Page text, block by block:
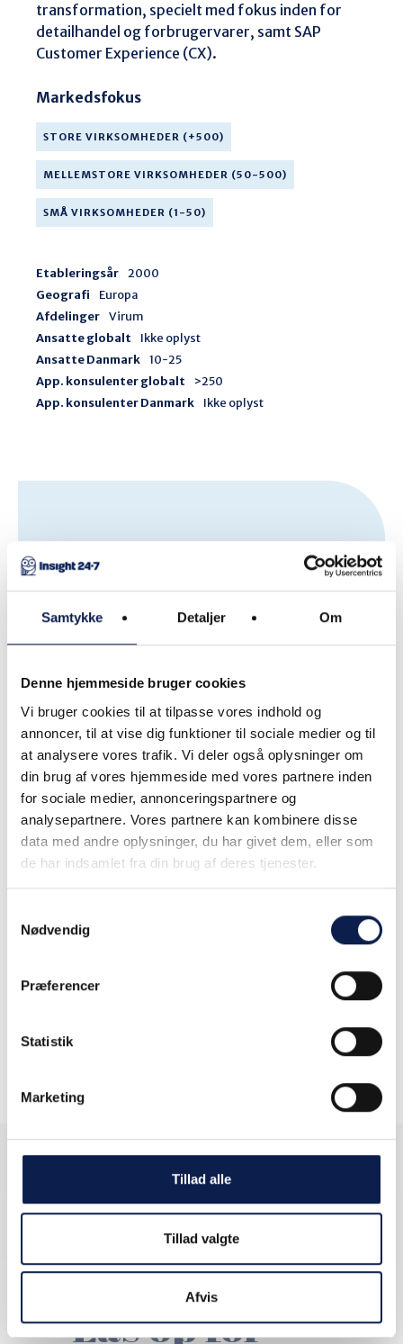
Samtykke Detaljer Om
Denne hjemmeside bruger cookies
Vi bruger cookies til at tilpasse vores indhold og
annoncer, til at vise dig funktioner til sociale medier og til
at analysere vores trafik. Vi deler også oplysninger om
din brug af vores hjemmeside med vores partnere inden
for sociale medier, annonceringspartnere og
analysepartnere. Vores partnere kan kombinere disse
data med andre oplysninger, du har givet dem, eller som
de har indsamlet fra din brug af deres tjenester.
Nødvendig
Præferencer
Statistik
Marketing
Tillad alle
Tillad valgte
Afvis
transformation, specielt med fokus inden for
detailhandel og forbrugervarer, samt SAP
Customer Experience (CX).
Markedsfokus
STORE VIRKSOMHEDER (+500)
MELLEMSTORE VIRKSOMHEDER (50-500)
SMÅ VIRKSOMHEDER (1-50)
Etableringsår
2000
Geografi
Europa
Afdelinger
Virum
Ansatte globalt
Ikke oplyst
Ansatte Danmark
10-25
App. konsulenter globalt
>250
App. konsulenter Danmark
Ikke oplyst
Branchefokus
Automotive
Bank, finans
Kultur, forlystelser og sport
fiskeri
Medie
CRM
Salg
Få indsigt.
Bliv klogere.
Lås op for